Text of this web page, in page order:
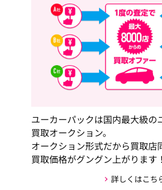
ユーカーパックは国内最大級の
買取オークション。
オークション形式だから買取店
買取価格がグングン上がります！
詳しくはこち